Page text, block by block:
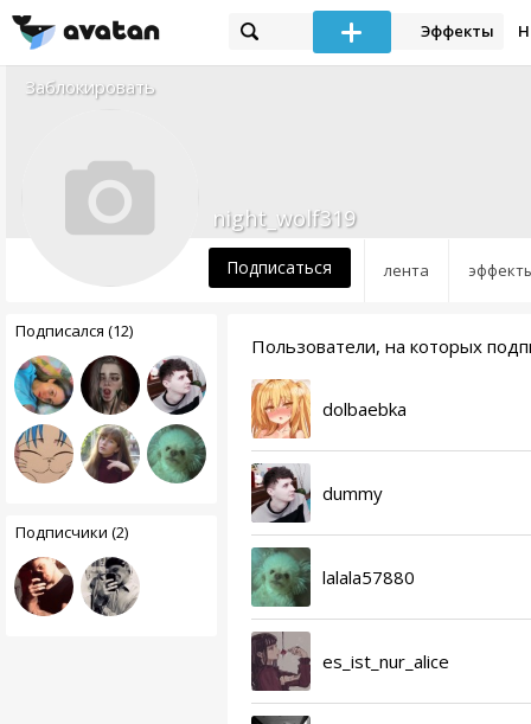
Эффекты
Заблокировать
лента
night_wolf319
Подписаться
Подписался (12)
Подписчики (2)
Пользователи, на которых
dolbaebka
dummy
lalala57880
es_ist_nur_alice